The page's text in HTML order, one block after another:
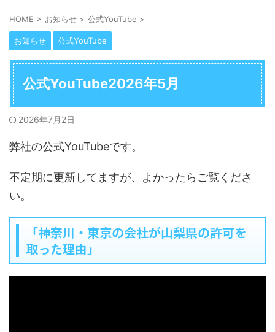
HOME > お知らせ > 公式YouTube >
お知らせ 公式YouTube
公式YouTube2026年5月
2026年7月2日
弊社の公式YouTubeです。
不定期に更新してますが、よかったらご覧くださ
い。
「神奈川・東京の会社が山梨県の許可を
取った理由」